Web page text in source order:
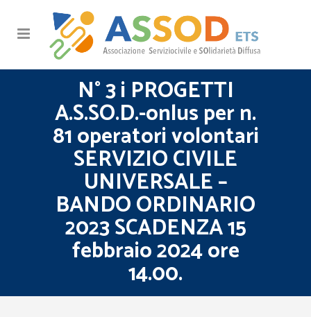
N° 3 i PROGETTI
A.S.SO.D.-onlus per n.
81 operatori volontari
SERVIZIO CIVILE
UNIVERSALE –
BANDO ORDINARIO
2023 SCADENZA 15
febbraio 2024 ore
14.00.